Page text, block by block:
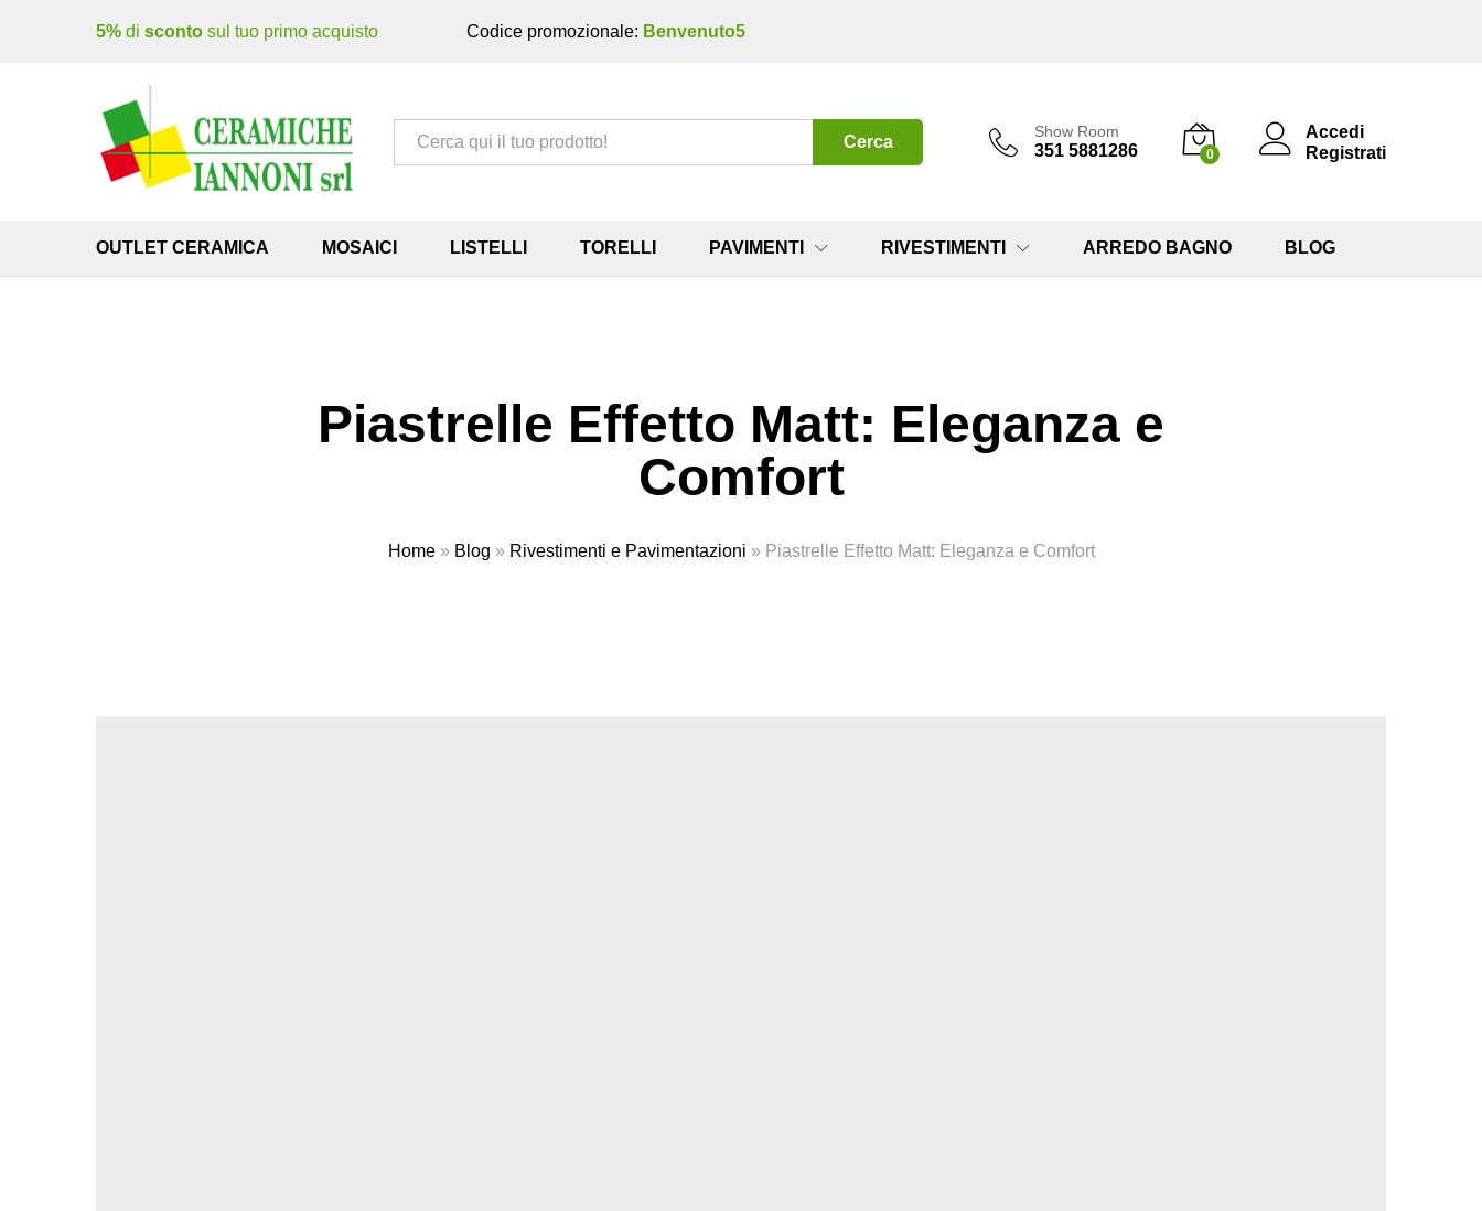
5% di sconto sul tuo primo acquisto Codice promozionale: Benvenuto5
Tutto Cerca
Show Room
351 5881286 0
Accedi
Registrati
OUTLET CERAMICA MOSAICI LISTELLI TORELLI PAVIMENTI RIVESTIMENTI ARREDO BAGNO BLOG
Piastrelle Effetto Matt: Eleganza e
Comfort
Home» Blog » Rivestimenti e Pavimentazioni » Piastrelle Effetto Matt: Eleganza e Comfort